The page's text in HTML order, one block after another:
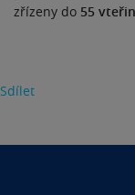
zřízeny do 55 vteřin
Sdílet